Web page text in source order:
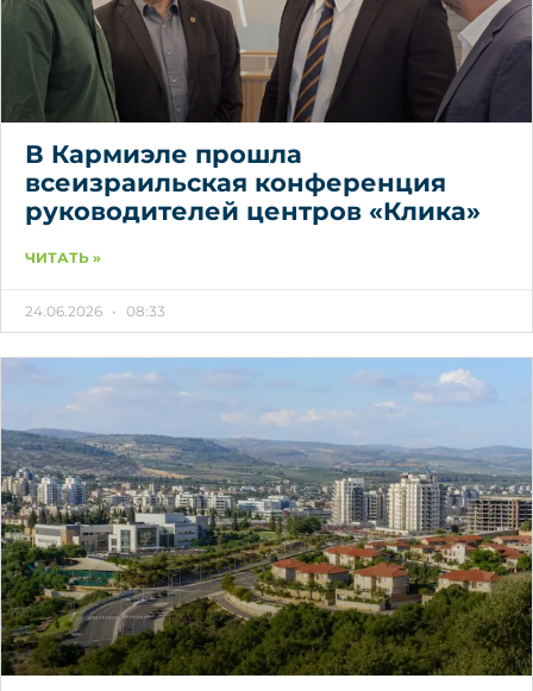
В Кармиэле прошла
всеизраильская конференция
руководителей центров «Клика»
ЧИТАТЬ »
24.06.2026 08:33